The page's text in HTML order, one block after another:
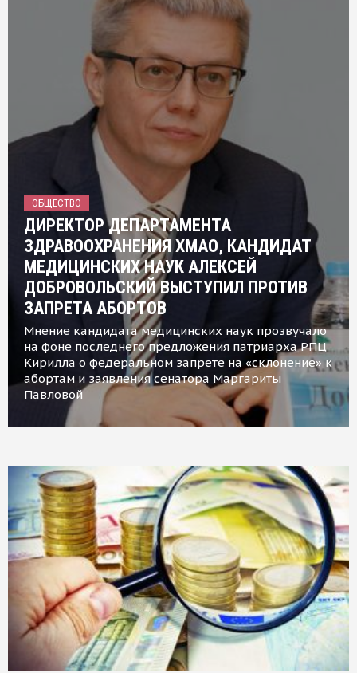
ОБЩЕСТВО
ДИРЕКТОР ДЕПАРТАМЕНТА
ЗДРАВООХРАНЕНИЯ ХМАО, КАНДИДАТ
МЕДИЦИНСКИХ НАУК АЛЕКСЕЙ
ДОБРОВОЛЬСКИЙ ВЫСТУПИЛ ПРОТИВ
ЗАПРЕТА АБОРТОВ
Мнение кандидата медицинских наук прозвучало
на фоне последнего предложения патриарха РПЦ
Кирилла о федеральном запрете на «склонение» к
абортам и заявления сенатора Маргариты
Павловой